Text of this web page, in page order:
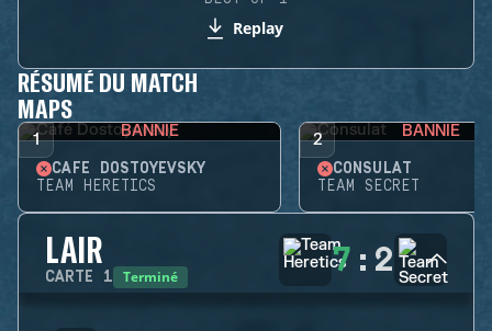
Replay
RÉSUMÉ DU MATCH
MAPS
1 BANNIE
CAFÉ DOSTOYEVSKY
TEAM HERETICS
2 BANNIE
CONSULAT
TEAM SECRET
LAIR
CARTE 1 Terminé 7 : 2